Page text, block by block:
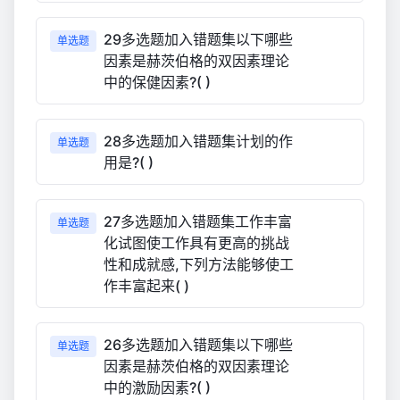
单选题
29多选题加入错题集以下哪些
因素是赫茨伯格的双因素理论
中的保健因素?( )
单选题
28多选题加入错题集计划的作
用是?( )
单选题
27多选题加入错题集工作丰富
化试图使工作具有更高的挑战
性和成就感,下列方法能够使工
作丰富起来( )
单选题
26多选题加入错题集以下哪些
因素是赫茨伯格的双因素理论
中的激励因素?( )